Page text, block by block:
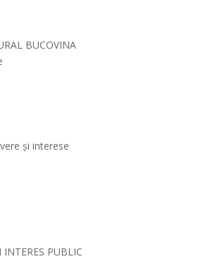
BUCOVINA
și interese
PUBLIC